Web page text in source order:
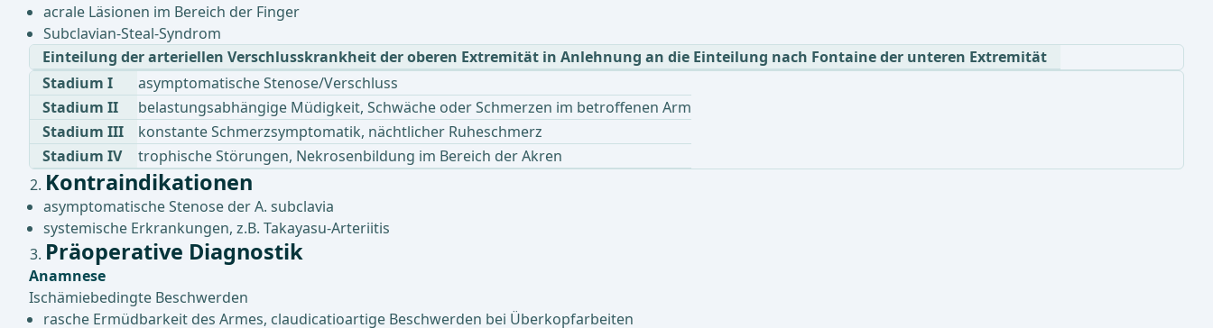
acrale Läsionen im Bereich der Finger
Subclavian-Steal-Syndrom
Einteilung der arteriellen Verschlusskrankheit der oberen Extremität in Anlehnung an die Einteilung nach Fontaine der unteren Extremität
Stadium I
asymptomatische Stenose/Verschluss
Stadium II
belastungsabhängige Müdigkeit, Schwäche oder Schmerzen im betroffenen Arm
Stadium III
konstante Schmerzsymptomatik, nächtlicher Ruheschmerz
Stadium IV
trophische Störungen, Nekrosenbildung im Bereich der Akren
Kontraindikationen
asymptomatische Stenose der A. subclavia
systemische Erkrankungen, z.B. Takayasu-Arteriitis
Präoperative Diagnostik
Anamnese
Ischämiebedingte Beschwerden
rasche Ermüdbarkeit des Armes, claudicatioartige Beschwerden bei Überkopfarbeiten